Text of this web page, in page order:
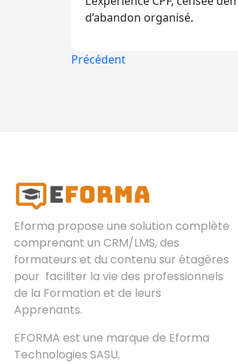
d’abandon organisé.
Précédent
Eforma propose une solution complète
comprenant un CRM/LMS, des
formateurs et du contenu sur étagères
pour faciliter la vie des professionnels
de la Formation et de leurs
Apprenants.
EFORMA est une marque de Eforma
Technologies SASU.